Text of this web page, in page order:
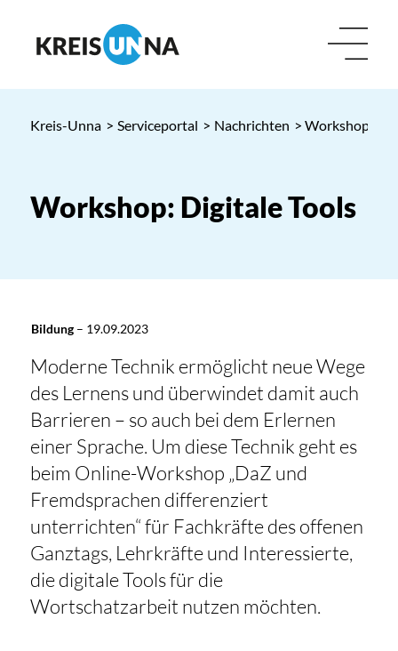
Kreis-Unna > Serviceportal > Nachrichten > Workshop:
Workshop: Digitale Tools
Bildung– 19.09.2023
Moderne Technik ermöglicht neue Wege
des Lernens und überwindet damit auch
Barrieren – so auch bei dem Erlernen
einer Sprache. Um diese Technik geht es
beim Online-Workshop „DaZ und
Fremdsprachen differenziert
unterrichten“ für Fachkräfte des offenen
Ganztags, Lehrkräfte und Interessierte,
die digitale Tools für die
Wortschatzarbeit nutzen möchten.